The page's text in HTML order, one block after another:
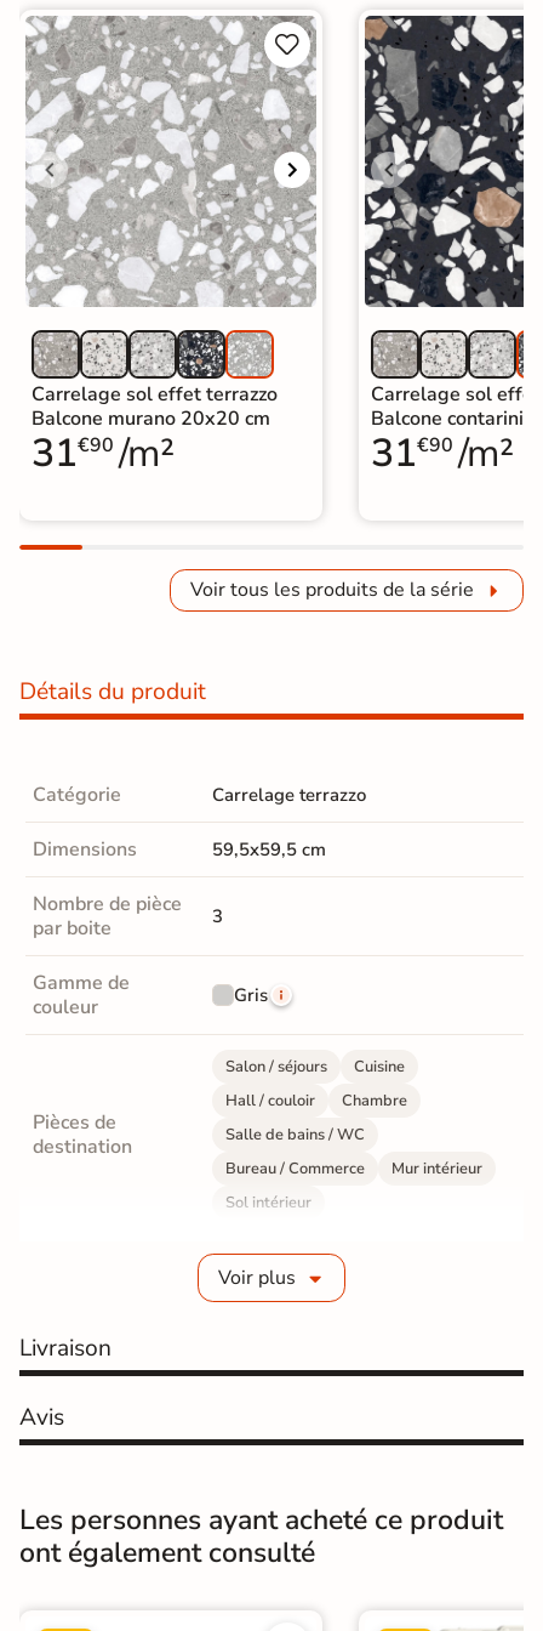


Carrelage sol effet terrazzo
Balcone murano 20x20 cm
31€90 /m²
Carrelage sol
Balcone contarini
31€90 /m²
Voir tous les produits de la série
Détails du produit
Catégorie Carrelage terrazzo
Dimensions 59,5x59,5 cm
Nombre de pièce
par boite
3
Gamme de
couleur
Gris
Pièces de
destination
Salon / séjours
Cuisine
Hall / couloir
Chambre
Salle de bains / WC
Bureau / Commerce
Mur intérieur
Sol intérieur
Grès cérame émaillé
Résistance à
GR5 - Ultra-résistant
Masse colorée Oui
rectifié
Finition Mate
Surface Lisse
Voir plus
Livraison
Avis
Les personnes ayant acheté ce produit
ont également consulté